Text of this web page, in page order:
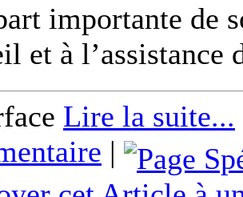
importante de
et à l’assistance
Lire la suite...
|